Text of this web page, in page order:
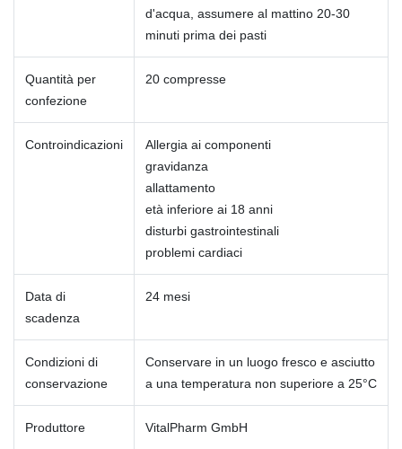
d'acqua, assumere al mattino 20-30
minuti prima dei pasti
Quantità per
confezione
20 compresse
Controindicazioni
Allergia ai componenti
gravidanza
allattamento
età inferiore ai 18 anni
disturbi gastrointestinali
problemi cardiaci
Data di
scadenza
24 mesi
Condizioni di
conservazione
Conservare in un luogo fresco e asciutto
a una temperatura non superiore a 25°C
Produttore VitalPharm GmbH